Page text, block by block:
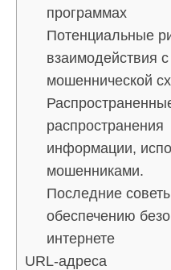
программах
Потенциальные
взаимодействия с
мошеннической
распространения
информации,
мошенниками.
Последние
обеспечению
интернете
URL-адреса